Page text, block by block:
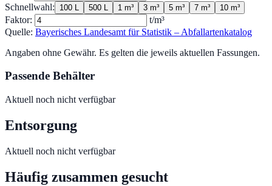
Schnellwahl:
100 L 500 L 1 m³ 3 m³ 5 m³ 7 m³ 10 m³
Faktor:
t/m³
Quelle: Bayerisches Landesamt für Statistik – Abfallartenkatalog
Angaben ohne Gewähr. Es gelten die jeweils aktuellen Fassungen.
Passende Behälter
Aktuell noch nicht verfügbar
Entsorgung
Aktuell noch nicht verfügbar
Häufig zusammen gesucht